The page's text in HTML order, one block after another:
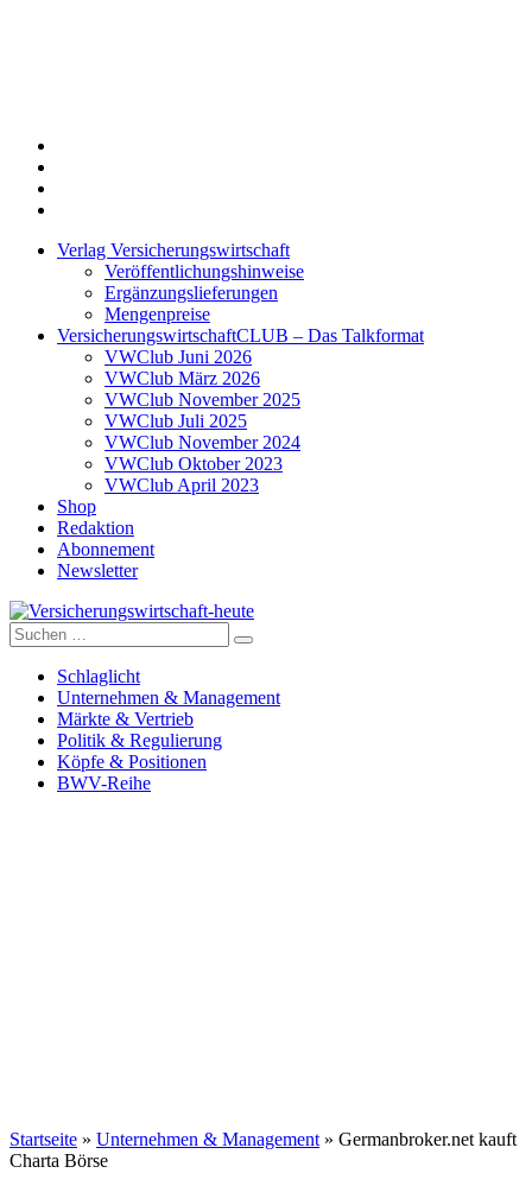
Verlag Versicherungswirtschaft
Veröffentlichungshinweise
Ergänzungslieferungen
Mengenpreise
VersicherungswirtschaftCLUB – Das Talkformat
VWClub Juni 2026
VWClub März 2026
VWClub November 2025
VWClub Juli 2025
VWClub November 2024
VWClub Oktober 2023
VWClub April 2023
Shop
Redaktion
Abonnement
Newsletter
Versicherungswirtschaft-heute
Suche
nach:
Schlaglicht
Unternehmen & Management
Märkte & Vertrieb
Politik & Regulierung
Köpfe & Positionen
BWV-Reihe
Startseite » Unternehmen & Management » Germanbroker.net kauft
Charta Börse